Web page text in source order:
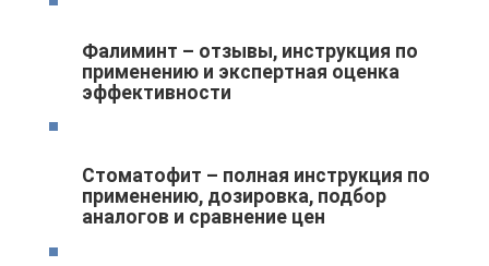
Фалиминт – отзывы, инструкция по
применению и экспертная оценка
эффективности
Стоматофит – полная инструкция по
применению, дозировка, подбор
аналогов и сравнение цен